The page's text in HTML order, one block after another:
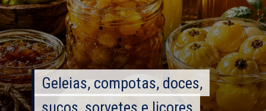
Geleias, compotas, doces,
sucos, sorvetes e licores
Geleias, compotas, doces,
sucos, sorvetes e licores